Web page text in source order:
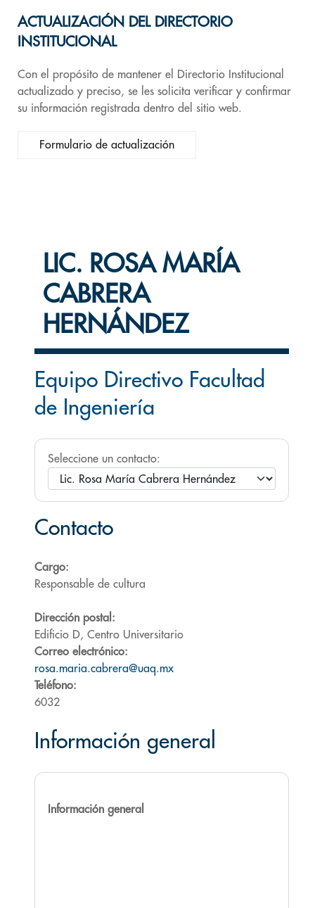
ACTUALIZACIÓN DEL DIRECTORIO
INSTITUCIONAL
Con el propósito de mantener el Directorio Institucional
actualizado y preciso, se les solicita verificar y confirmar
su información registrada dentro del sitio web.
Formulario de actualización
LIC. ROSA MARÍA
CABRERA
HERNÁNDEZ
Equipo Directivo Facultad
de Ingeniería
Seleccione un contacto:
Contacto
Cargo:
Responsable de cultura
Dirección postal:
Edificio D, Centro Universitario
Correo electrónico:
rosa.maria.cabrera@uaq.mx
Teléfono:
6032
Información general
Información general